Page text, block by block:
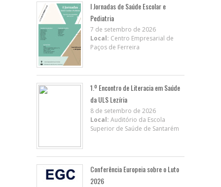
I Jornadas de Saúde Escolar e
Pediatria
7 de setembro de 2026
Local: Centro Empresarial de
Paços de Ferreira
1.º Encontro de Literacia em Saúde
da ULS Lezíria
8 de setembro de 2026
Local: Auditório da Escola
Superior de Saúde de Santarém
Conferência Europeia sobre o Luto
2026